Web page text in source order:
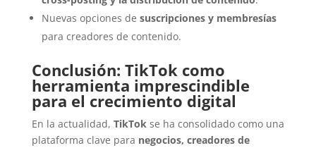
Nuevas opciones de suscripciones y membresías
para creadores de contenido.
Conclusión: TikTok como
herramienta imprescindible
para el crecimiento digital
En la actualidad, TikTok se ha consolidado como una
plataforma clave para negocios, creadores de